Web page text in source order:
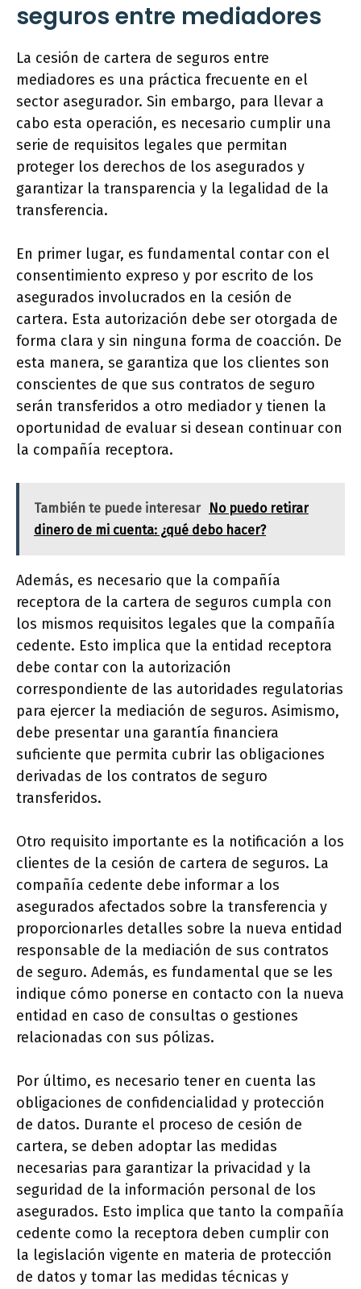
seguros entre mediadores
La cesión de cartera de seguros entre
mediadores es una práctica frecuente en el
sector asegurador. Sin embargo, para llevar a
cabo esta operación, es necesario cumplir una
serie de requisitos legales que permitan
proteger los derechos de los asegurados y
garantizar la transparencia y la legalidad de la
transferencia.
En primer lugar, es fundamental contar con el
consentimiento expreso y por escrito de los
asegurados involucrados en la cesión de
cartera. Esta autorización debe ser otorgada de
forma clara y sin ninguna forma de coacción. De
esta manera, se garantiza que los clientes son
conscientes de que sus contratos de seguro
serán transferidos a otro mediador y tienen la
oportunidad de evaluar si desean continuar con
la compañía receptora.
También te puede interesar
No puedo retirar
dinero de mi cuenta: ¿qué debo hacer?
Además, es necesario que la compañía
receptora de la cartera de seguros cumpla con
los mismos requisitos legales que la compañía
cedente. Esto implica que la entidad receptora
debe contar con la autorización
correspondiente de las autoridades regulatorias
para ejercer la mediación de seguros. Asimismo,
debe presentar una garantía financiera
suficiente que permita cubrir las obligaciones
derivadas de los contratos de seguro
transferidos.
Otro requisito importante es la notificación a los
clientes de la cesión de cartera de seguros. La
compañía cedente debe informar a los
asegurados afectados sobre la transferencia y
proporcionarles detalles sobre la nueva entidad
responsable de la mediación de sus contratos
de seguro. Además, es fundamental que se les
indique cómo ponerse en contacto con la nueva
entidad en caso de consultas o gestiones
relacionadas con sus pólizas.
Por último, es necesario tener en cuenta las
obligaciones de confidencialidad y protección
de datos. Durante el proceso de cesión de
cartera, se deben adoptar las medidas
necesarias para garantizar la privacidad y la
seguridad de la información personal de los
asegurados. Esto implica que tanto la compañía
cedente como la receptora deben cumplir con
la legislación vigente en materia de protección
de datos y tomar las medidas técnicas y